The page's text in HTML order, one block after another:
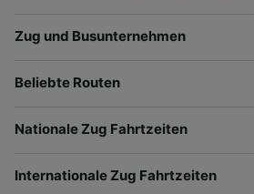
Zug und Busunternehmen
Beliebte Routen
Nationale Zug Fahrtzeiten
Internationale Zug Fahrtzeiten